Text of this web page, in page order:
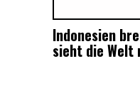
Indonesien
sieht die Welt